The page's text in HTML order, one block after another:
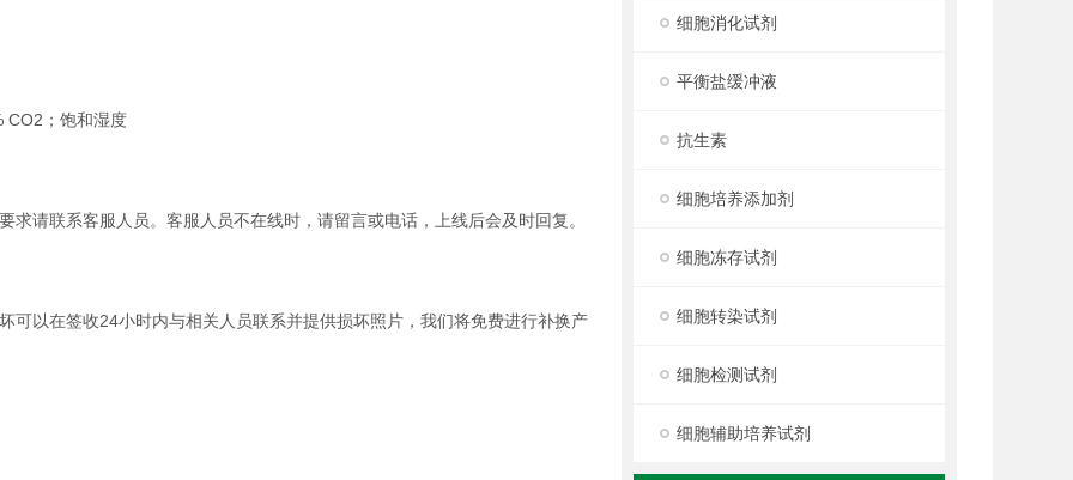
细胞消化试剂
平衡盐缓冲液
抗生素
细胞培养添加剂
细胞冻存试剂
细胞转染试剂
细胞检测试剂
细胞辅助培养试剂
CO2；饱和湿度
请联系客服人员。客服人员不在线时，请留言或电话，上线后会及时回复。
可以在签收24小时内与相关人员联系并提供损坏照片，我们将免费进行补换产